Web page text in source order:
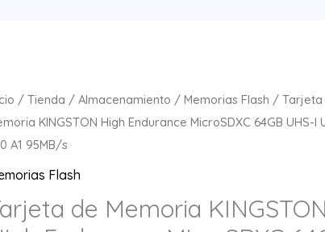
/Tienda /Almacenamiento /Memorias Flash / Tarjeta
KINGSTON High Endurance MicroSDXC 64GB UHS-I
A1 95MB/s
Flash
de Memoria KINGSTON